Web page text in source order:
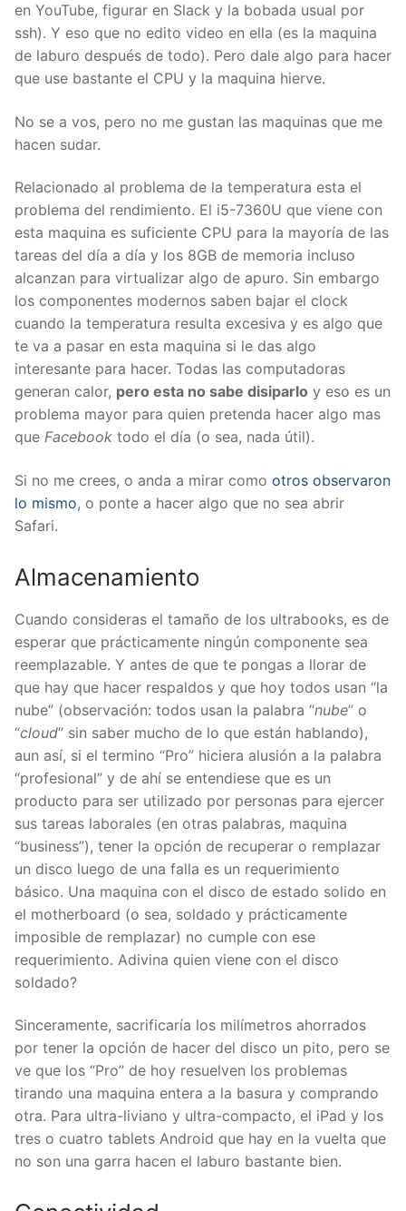
en YouTube, figurar en Slack y la bobada usual por
ssh). Y eso que no edito video en ella (es la maquina
de laburo después de todo). Pero dale algo para hacer
que use bastante el CPU y la maquina hierve.
No se a vos, pero no me gustan las maquinas que me
hacen sudar.
Relacionado al problema de la temperatura esta el
problema del rendimiento. El i5-7360U que viene con
esta maquina es suficiente CPU para la mayoría de las
tareas del día a día y los 8GB de memoria incluso
alcanzan para virtualizar algo de apuro. Sin embargo
los componentes modernos saben bajar el clock
cuando la temperatura resulta excesiva y es algo que
te va a pasar en esta maquina si le das algo
interesante para hacer. Todas las computadoras
generan calor, pero esta no sabe disiparlo y eso es un
problema mayor para quien pretenda hacer algo mas
que Facebook todo el día (o sea, nada útil).
Si no me crees, o anda a mirar como otros observaron
lo mismo, o ponte a hacer algo que no sea abrir
Safari.
Almacenamiento
Cuando consideras el tamaño de los ultrabooks, es de
esperar que prácticamente ningún componente sea
reemplazable. Y antes de que te pongas a llorar de
que hay que hacer respaldos y que hoy todos usan “la
nube” (observación: todos usan la palabra “nube” o
“cloud” sin saber mucho de lo que están hablando),
aun así, si el termino “Pro” hiciera alusión a la palabra
“profesional” y de ahí se entendiese que es un
producto para ser utilizado por personas para ejercer
sus tareas laborales (en otras palabras, maquina
“business”), tener la opción de recuperar o remplazar
un disco luego de una falla es un requerimiento
básico. Una maquina con el disco de estado solido en
el motherboard (o sea, soldado y prácticamente
imposible de remplazar) no cumple con ese
requerimiento. Adivina quien viene con el disco
soldado?
Sinceramente, sacrificaría los milímetros ahorrados
por tener la opción de hacer del disco un pito, pero se
ve que los “Pro” de hoy resuelven los problemas
tirando una maquina entera a la basura y comprando
otra. Para ultra-liviano y ultra-compacto, el iPad y los
tres o cuatro tablets Android que hay en la vuelta que
no son una garra hacen el laburo bastante bien.